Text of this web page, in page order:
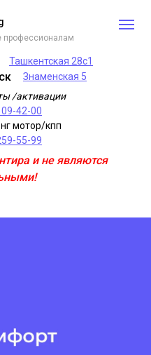
Ташкентская 28с1
Знаменская 5
/активации
42-00
мотор/кпп
55-99
профессионалам
и не являются